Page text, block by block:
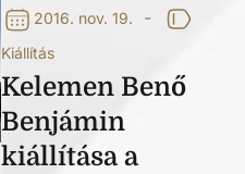
2016. nov. 19. -
Kiállítás
Kelemen Benő
Benjámin
kiállítása a